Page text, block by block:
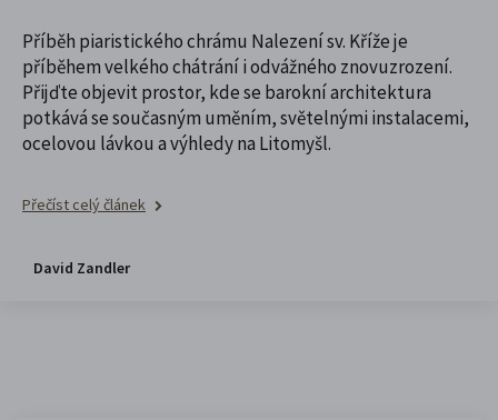
Příběh piaristického chrámu Nalezení sv. Kříže je
příběhem velkého chátrání i odvážného znovuzrození.
Přijďte objevit prostor, kde se barokní architektura
potkává se současným uměním, světelnými instalacemi,
ocelovou lávkou a výhledy na Litomyšl.
Přečíst celý článek
David Zandler